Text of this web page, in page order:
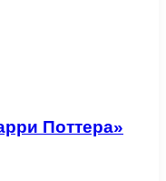
Поттера»